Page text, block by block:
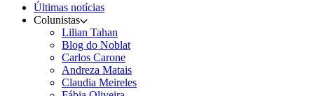
Últimas notícias
Colunistas
Lilian Tahan
Blog do Noblat
Carlos Carone
Andreza Matais
Claudia Meireles